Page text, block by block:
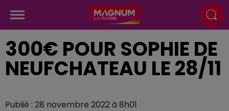
300€ POUR SOPHIE DE
NEUFCHATEAU LE 28/11
Publié : 28 novembre 2022 à 8h01